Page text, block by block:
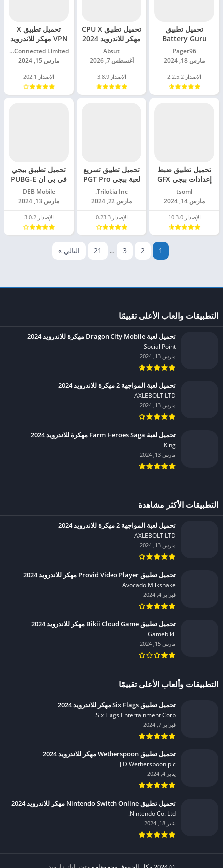
تحميل تطبيق
Battery Guru
مهكر للاندرويد 2024
Paget96‏
مارس 18, 2024
الإصدار 2.2.5.2
تحميل تطبيق CPU X
مهكر للاندرويد 2024
Absut‏
أغسطس 7, 2026
الإصدار 3.8.9
تحميل تطبيق X
VPN مهكر للاندرويد
2024
Free Connected Limited.‏
مارس 15, 2024
الإصدار 202.1
تحميل تطبيق ضبط
إعدادات ببجي GFX
للاندرويد 2024
tsoml‏
مارس 14, 2024
الإصدار 10.3.0
تحميل تطبيق تسريع
لعبة ببجي PGT Pro
مهكر للاندرويد 2024
Trilokia Inc.‏
مارس 22, 2024
الإصدار 0.23.3
تحميل تطبيق بيجي
في بي ان PUBG-E
VPN مهكر للاندرويد
2024
DEB Mobile‏
مارس 13, 2024
الإصدار 3.0.2
1
2
3
…
21 التالي »
التطبيقات والعاب الأعلى تقييمًا
تحميل لعبة Dragon City Mobile مهكرة للاندرويد 2024
Social Point‏
مارس 13, 2024
تحميل لعبة المواجهة 2 مهكرة للاندرويد 2024
AXLEBOLT LTD‏
مارس 13, 2024
تحميل لعبة Farm Heroes Saga مهكرة للاندرويد 2024
King‏
مارس 13, 2024
التطبيقات الأكثر مشاهدة
تحميل لعبة المواجهة 2 مهكرة للاندرويد 2024
AXLEBOLT LTD‏
مارس 13, 2024
تحميل تطبيق Provid Video Player مهكر للاندرويد 2024
Avocado Milkshake‏
فبراير 4, 2024
تحميل تطبيق Bikii Cloud Game مهكر للاندرويد 2024
Gamebikii‏
مارس 15, 2024
التطبيقات وألعاب الأعلى تقييمًا
تحميل تطبيق Six Flags مهكر للاندرويد 2024
Six Flags Entertainment Corp.‏
فبراير 7, 2024
تحميل تطبيق Wetherspoon مهكر للاندرويد 2024
J D Wetherspoon plc‏
يناير 4, 2024
تحميل تطبيق Nintendo Switch Online مهكر للاندرويد 2024
Nintendo Co. Ltd.‏
يناير 18, 2024